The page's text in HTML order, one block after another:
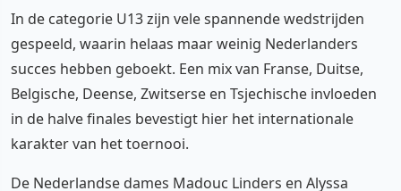
In de categorie U13 zijn vele spannende wedstrijden
gespeeld, waarin helaas maar weinig Nederlanders
succes hebben geboekt. Een mix van Franse, Duitse,
Belgische, Deense, Zwitserse en Tsjechische invloeden
in de halve finales bevestigt hier het internationale
karakter van het toernooi.
De Nederlandse dames Madouc Linders en Alyssa